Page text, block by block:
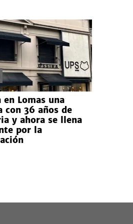
en Lomas una
con 36 años de
y ahora se llena
por la